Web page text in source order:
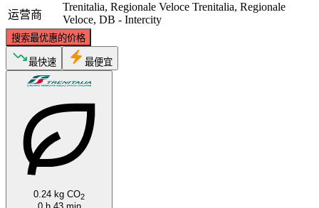
运营商
Trenitalia, Regionale Veloce Trenitalia, Regionale
Veloce, DB - Intercity
搜索最优惠的价格
最快速 最便宜
0.24 kg CO2